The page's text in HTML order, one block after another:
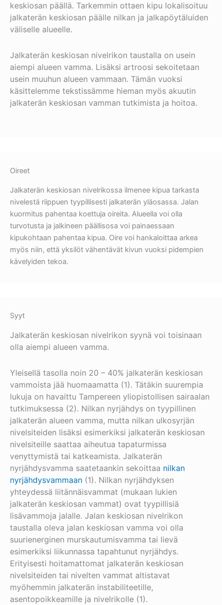
keskiosan päällä. Tarkemmin ottaen kipu lokalisoituu
jalkaterän keskiosan päälle nilkan ja jalkapöytäluiden
väliselle alueelle.
Jalkaterän keskiosan nivelrikon taustalla on usein
aiempi alueen vamma. Lisäksi artroosi sekoitetaan
usein muuhun alueen vammaan. Tämän vuoksi
käsittelemme tekstissämme hieman myös akuutin
jalkaterän keskiosan vamman tutkimista ja hoitoa.
Oireet
Jalkaterän keskiosan nivelrikossa ilmenee kipua tarkasta
nivelestä riippuen tyypillisesti jalkaterän yläosassa. Jalan
kuormitus pahentaa koettuja oireita. Alueella voi olla
turvotusta ja jalkineen päällisosa voi painaessaan
kipukohtaan pahentaa kipua. Oire voi hankaloittaa arkea
myös niin, että yksilöt vähentävät kivun vuoksi pidempien
kävelyiden tekoa.
Syyt
Jalkaterän keskiosan nivelrikon syynä voi toisinaan
olla aiempi alueen vamma.
Yleisellä tasolla noin 20 – 40% jalkaterän keskiosan
vammoista jää huomaamatta (1). Tätäkin suurempia
lukuja on havaittu Tampereen yliopistollisen sairaalan
tutkimuksessa (2). Nilkan nyrjähdys on tyypillinen
jalkaterän alueen vamma, mutta nilkan ulkosyrjän
nivelsiteiden lisäksi esimerkiksi jalkaterän keskiosan
nivelsiteille saattaa aiheutua tapaturmissa
venyttymistä tai katkeamista. Jalkaterän
nyrjähdysvamma saatetaankin sekoittaa nilkan
nyrjähdysvammaan (1). Nilkan nyrjähdyksen
yhteydessä liitännäisvammat (mukaan lukien
jalkaterän keskiosan vammat) ovat tyypillisiä
lisävammoja jalalle. Jalan keskiosan nivelrikon
taustalla oleva jalan keskiosan vamma voi olla
suurienerginen murskautumisvamma tai lievä
esimerkiksi liikunnassa tapahtunut nyrjähdys.
Erityisesti hoitamattomat jalkaterän keskiosan
nivelsiteiden tai nivelten vammat altistavat
myöhemmin jalkaterän instabiliteetille,
asentopoikkeamille ja nivelrikolle (1).